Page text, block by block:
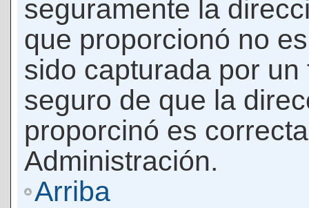
seguramente la
que proporcionó no
sido capturada por
seguro de que la
proporcinó es
Administración.
Arriba